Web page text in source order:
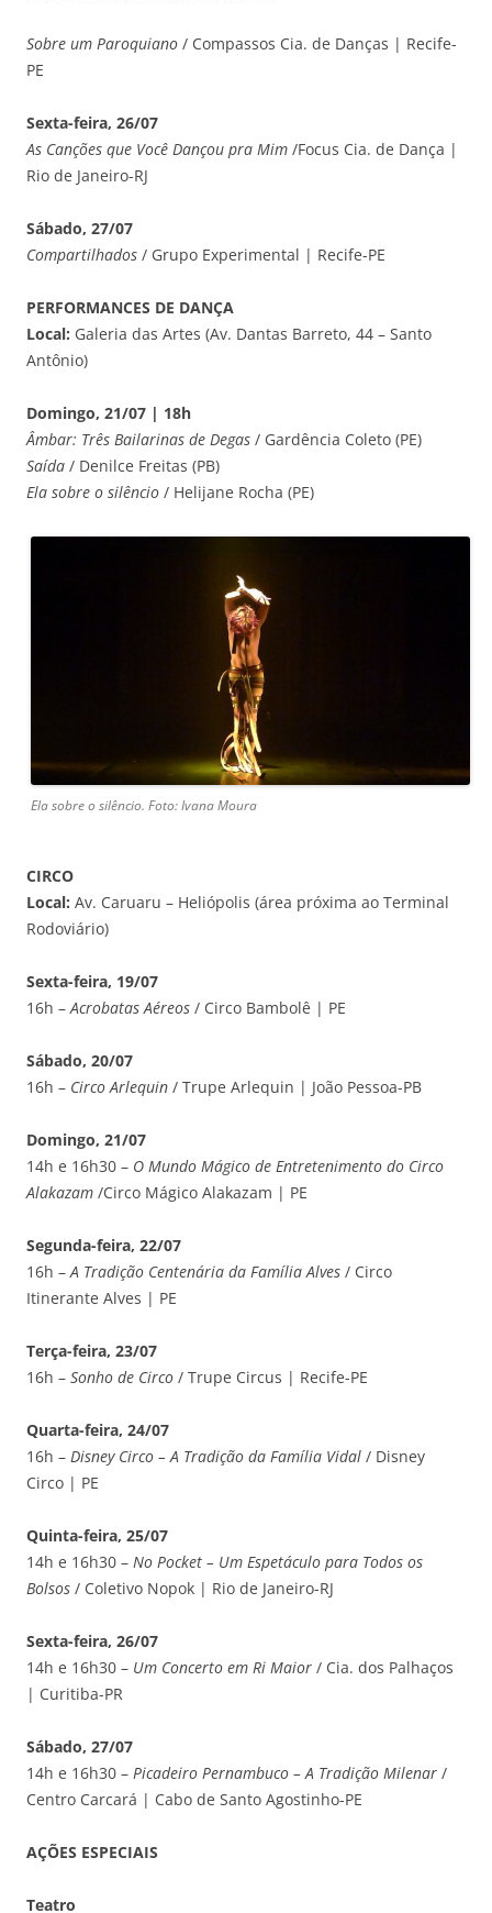
Sobre um Paroquiano / Compassos Cia. de Danças | Recife-
PE
Sexta-feira, 26/07
As Canções que Você Dançou pra Mim /Focus Cia. de Dança |
Rio de Janeiro-RJ
Sábado, 27/07
Compartilhados / Grupo Experimental | Recife-PE
PERFORMANCES DE DANÇA
Local: Galeria das Artes (Av. Dantas Barreto, 44 – Santo
Antônio)
Domingo, 21/07 | 18h
Âmbar: Três Bailarinas de Degas / Gardência Coleto (PE)
Saída / Denilce Freitas (PB)
Ela sobre o silêncio / Helijane Rocha (PE)
Ela sobre o silêncio. Foto: Ivana Moura
CIRCO
Local: Av. Caruaru – Heliópolis (área próxima ao Terminal
Rodoviário)
Sexta-feira, 19/07
16h – Acrobatas Aéreos / Circo Bambolê | PE
Sábado, 20/07
16h – Circo Arlequin / Trupe Arlequin | João Pessoa-PB
Domingo, 21/07
14h e 16h30 – O Mundo Mágico de Entretenimento do Circo
Alakazam /Circo Mágico Alakazam | PE
Segunda-feira, 22/07
16h – A Tradição Centenária da Família Alves / Circo
Itinerante Alves | PE
Terça-feira, 23/07
16h – Sonho de Circo / Trupe Circus | Recife-PE
Quarta-feira, 24/07
16h – Disney Circo – A Tradição da Família Vidal / Disney
Circo | PE
Quinta-feira, 25/07
14h e 16h30 – No Pocket – Um Espetáculo para Todos os
Bolsos / Coletivo Nopok | Rio de Janeiro-RJ
Sexta-feira, 26/07
14h e 16h30 – Um Concerto em Ri Maior / Cia. dos Palhaços
| Curitiba-PR
Sábado, 27/07
14h e 16h30 – Picadeiro Pernambuco – A Tradição Milenar /
Centro Carcará | Cabo de Santo Agostinho-PE
AÇÕES ESPECIAIS
Teatro